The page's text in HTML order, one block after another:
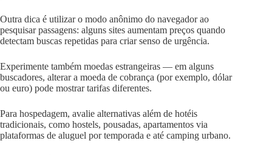
Outra dica é utilizar o modo anônimo do navegador ao
pesquisar passagens: alguns sites aumentam preços quando
detectam buscas repetidas para criar senso de urgência.
Experimente também moedas estrangeiras — em alguns
buscadores, alterar a moeda de cobrança (por exemplo, dólar
ou euro) pode mostrar tarifas diferentes.
Para hospedagem, avalie alternativas além de hotéis
tradicionais, como hostels, pousadas, apartamentos via
plataformas de aluguel por temporada e até camping urbano.